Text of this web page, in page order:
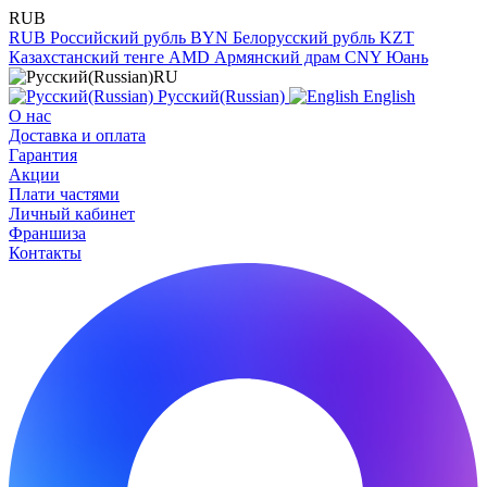
RUB
RUB Российский рубль BYN Белорусский рубль KZT
Казахстанский тенге AMD Армянский драм CNY Юань
RU
Русский(Russian)
English
О нас
Доставка и оплата
Гарантия
Акции
Плати частями
Личный кабинет
Франшиза
Контакты